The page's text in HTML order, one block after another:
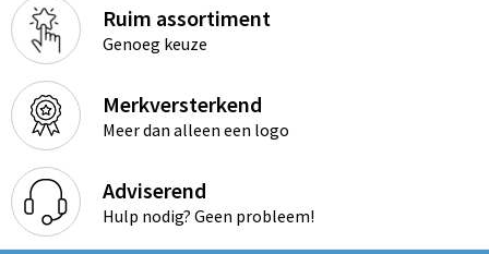
Ruim assortiment
Genoeg keuze
Merkversterkend
Meer dan alleen een logo
Adviserend
Hulp nodig? Geen probleem!